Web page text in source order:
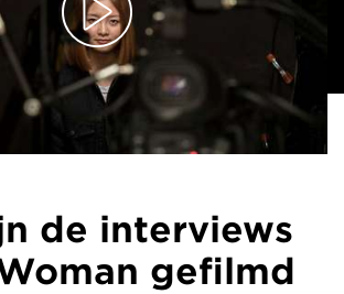
de interviews
gefilmd